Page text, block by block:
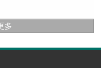
多